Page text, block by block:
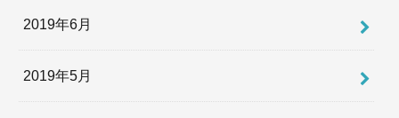
2019年6月
2019年5月